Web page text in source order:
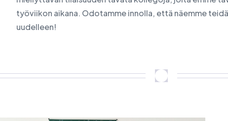
työviikon aikana. Odotamme innolla, että näemme
uudelleen!